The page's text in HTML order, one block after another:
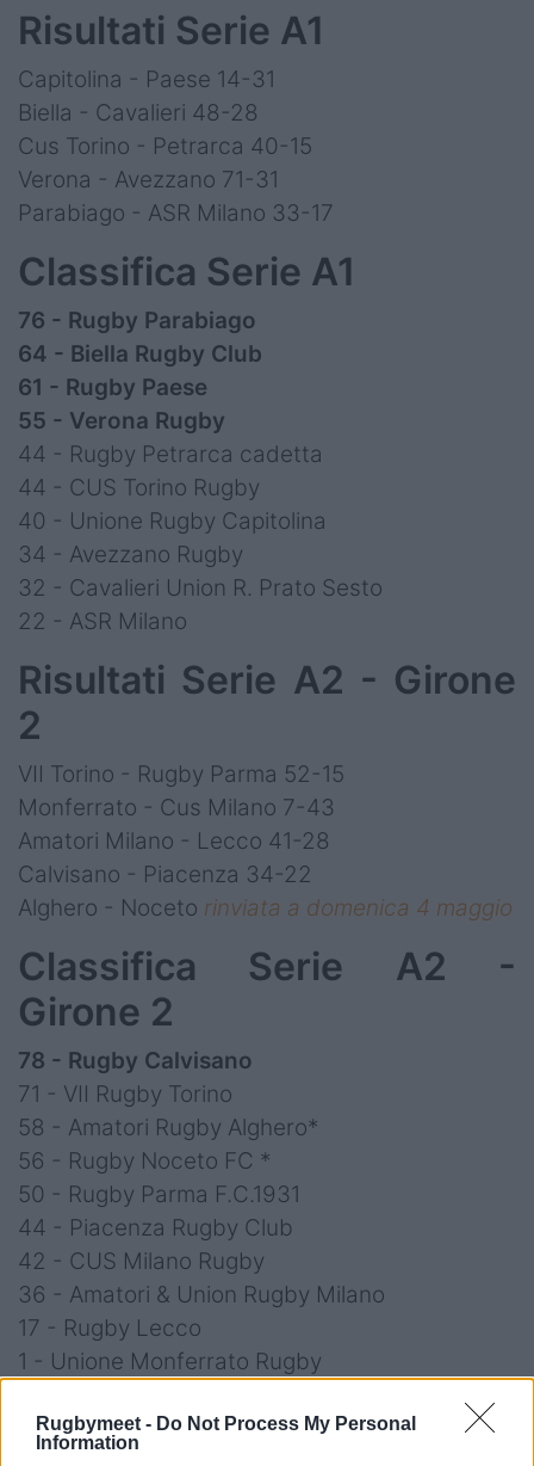
Rugbymeet - Do Not Process My Personal
Information
Risultati Serie A1
Capitolina - Paese 14-31
Biella - Cavalieri 48-28
Cus Torino - Petrarca 40-15
Verona - Avezzano 71-31
Parabiago - ASR Milano 33-17
Classifica Serie A1
76 - Rugby Parabiago
64 - Biella Rugby Club
61 - Rugby Paese
55 - Verona Rugby
44 - Rugby Petrarca cadetta
44 - CUS Torino Rugby
40 - Unione Rugby Capitolina
34 - Avezzano Rugby
32 - Cavalieri Union R. Prato Sesto
22 - ASR Milano
Risultati Serie A2 - Girone
2
VII Torino - Rugby Parma 52-15
Monferrato - Cus Milano 7-43
Amatori Milano - Lecco 41-28
Calvisano - Piacenza 34-22
Alghero - Noceto rinviata a domenica 4 maggio
Classifica Serie A2 -
Girone 2
78 - Rugby Calvisano
71 - VII Rugby Torino
58 - Amatori Rugby Alghero*
56 - Rugby Noceto FC *
50 - Rugby Parma F.C.1931
44 - Piacenza Rugby Club
42 - CUS Milano Rugby
36 - Amatori & Union Rugby Milano
17 - Rugby Lecco
1 - Unione Monferrato Rugby